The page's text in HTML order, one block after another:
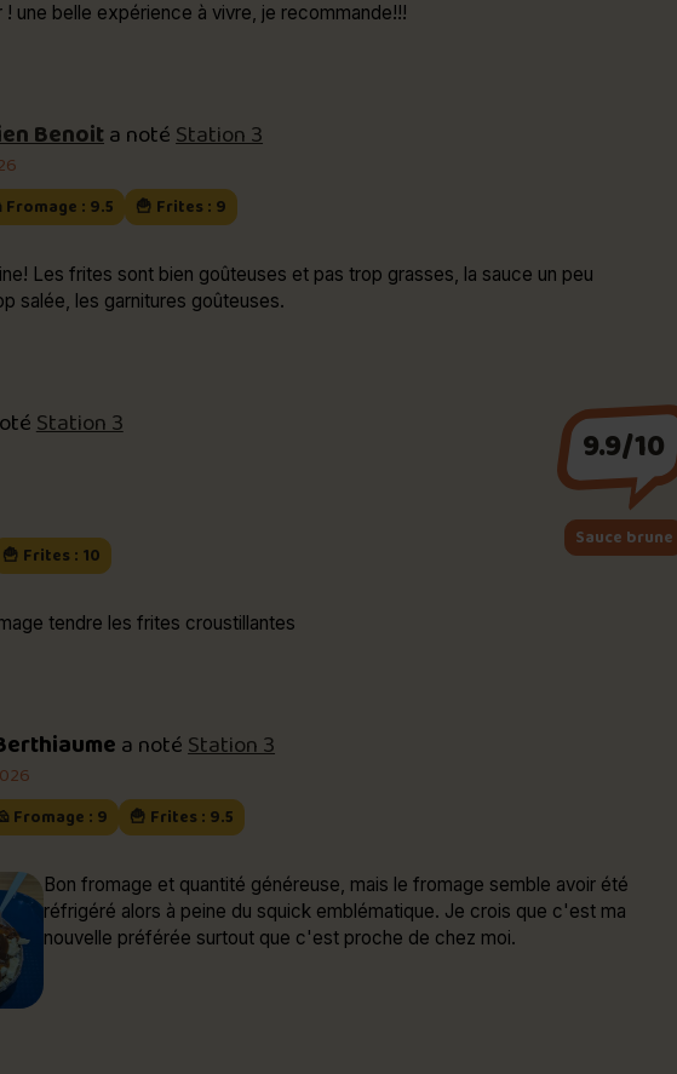
! une belle expérience à vivre, je recommande!!!
Benoita notéStation 3
Fromage : 9.5 🍟 Frites : 9
Les frites sont bien goûteuses et pas trop grasses, la sauce un peu
salée, les garnitures goûteuses.
Station 3
🍟 Frites : 10
9.9/10
Sauce brune
tendre les frites croustillantes
a notéStation 3
Fromage : 9 🍟 Frites : 9.5
Bon fromage et quantité généreuse, mais le fromage semble avoir été
réfrigéré alors à peine du squick emblématique. Je crois que c'est ma
nouvelle préférée surtout que c'est proche de chez moi.